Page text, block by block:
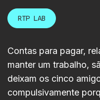
RTP LAB
Contas para pagar,
manter um trabalho,
deixam os cinco
compulsivamente